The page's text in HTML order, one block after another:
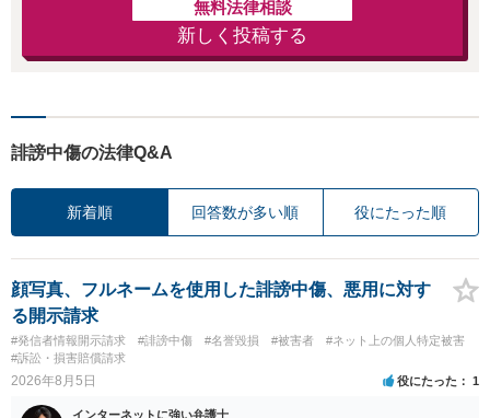
無料法律相談
新しく投稿する
誹謗中傷の法律Q&A
新着順 回答数が多い順 役にたった順
顔写真、フルネームを使用した誹謗中傷、悪用に対す
る開示請求
#発信者情報開示請求 #誹謗中傷 #名誉毀損 #被害者
#ネット上の個人特定被害
#訴訟・損害賠償請求
2026年8月5日 役にたった 1
インターネットに強い弁護士